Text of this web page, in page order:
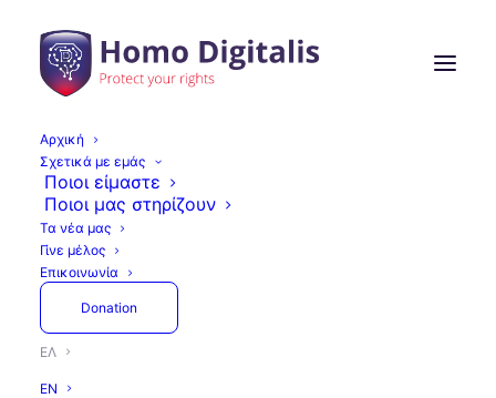
Αρχική
Σχετικά με εμάς
Ποιοι είμαστε
Ποιοι μας στηρίζουν
Τα νέα μας
Γίνε μέλος
Επικοινωνία
Donation
ΕΛ
EN